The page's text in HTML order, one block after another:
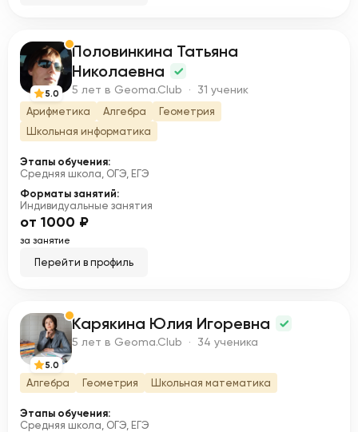
П
5.0
Половинкина Татьяна
Николаевна
5 лет в Geoma.Club · 31 ученик
Арифметика Алгебра
Геометрия
Школьная информатика
Этапы обучения:
Средняя школа, ОГЭ, ЕГЭ
Форматы занятий:
Индивидуальные занятия
от 1000 ₽
за занятие
Перейти в профиль
К
5.0
Карякина Юлия Игоревна
5 лет в Geoma.Club · 34 ученика
Алгебра Геометрия Школьная математика
Этапы обучения:
Средняя школа, ОГЭ, ЕГЭ